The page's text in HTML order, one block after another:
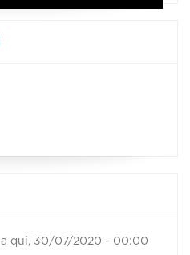
a qui, 30/07/2020 - 00:00